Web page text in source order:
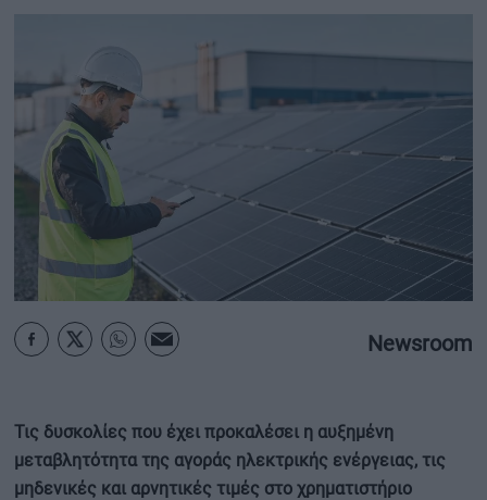
ΟΙΚΟΝΟΜΙΑ - ΕΠΙΧΕΙΡΗΣΕΙΣ
MY PROPERTY
ΚΑΡΑΜΠΟΛΕΣ
ΟΡΟΙ ΧΡΗΣΗΣ
Newsroom
Τις δυσκολίες που έχει προκαλέσει η αυξημένη
μεταβλητότητα της αγοράς ηλεκτρικής ενέργειας, τις
μηδενικές και αρνητικές τιμές στο χρηματιστήριο